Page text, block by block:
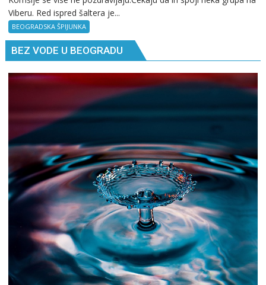
Viberu. Red ispred šaltera je...
BEOGRADSKA ŠPIJUNKA
BEZ VODE U BEOGRADU